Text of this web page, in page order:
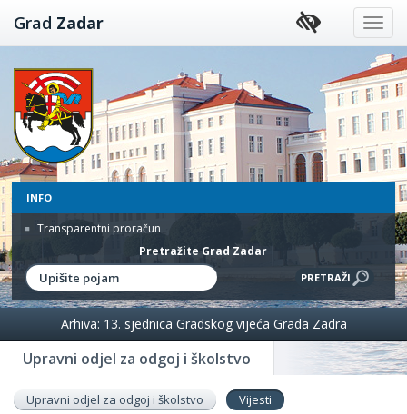
Preskoči
na
Grad Zadar
INFO
Transparentni proračun
Pretražite Grad Zadar
Upravni odjel za odgoj i školstvo
Arhiva: 13. sjednica Gradskog vijeća Grada Zadra
Upravni odjel za odgoj i školstvo
Vijesti